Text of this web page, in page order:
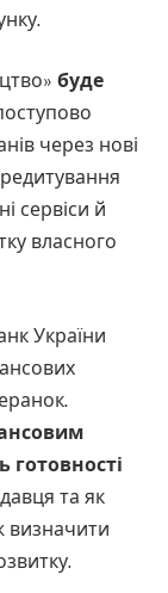
буде
через нові
сервіси й
власного
України
готовності
та як
визначити